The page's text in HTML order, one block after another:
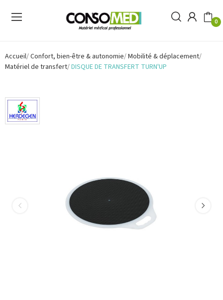
0
Accueil Confort, bien-être & autonomie Mobilité & déplacement
Matériel de transfert DISQUE DE TRANSFERT TURN'UP